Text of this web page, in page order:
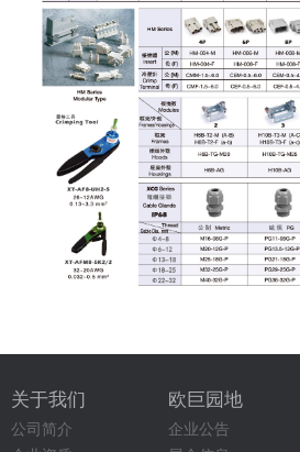
关于我们
公司简介
欧巨园地
企业公告